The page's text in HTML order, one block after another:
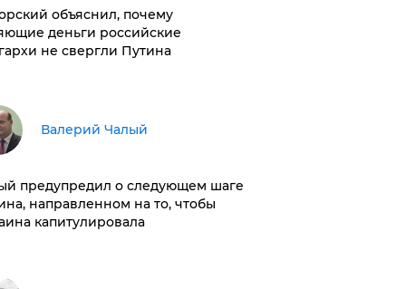
объяснил, почему
деньги российские
не свергли Путина
Валерий Чалый
предупредил о следующем шаге
направленном на то, чтобы
капитулировала